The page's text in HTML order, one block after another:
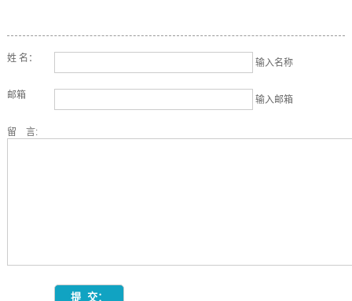
姓 名： 输入名称
邮箱 输入邮箱
留 言: